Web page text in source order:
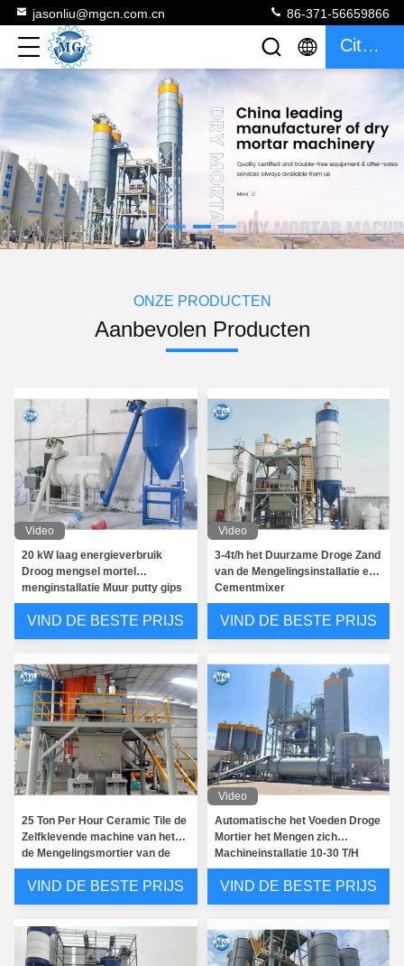
jasonliu@mgcn.com.cn 86-371-56659866
Citaat
ONZE PRODUCTEN
Aanbevolen Producten
Video
20 kW laag energieverbruik
Droog mengsel mortel
menginstallatie Muur putty gips
Skim Coat keramische tegels
Kleeflijm Productielijn
VIND DE BESTE PRIJS
Video
3-4t/h het Duurzame Droge Zand
van de Mengelingsinstallatie en
Cementmixer
VIND DE BESTE PRIJS
25 Ton Per Hour Ceramic Tile de
Zelfklevende machine van het
de Mengelingsmortier van de
Productieinstallatie Droge
VIND DE BESTE PRIJS
Video
Automatische het Voeden Droge
Mortier het Mengen zich
Machineinstallatie 10-30 T/H
VIND DE BESTE PRIJS